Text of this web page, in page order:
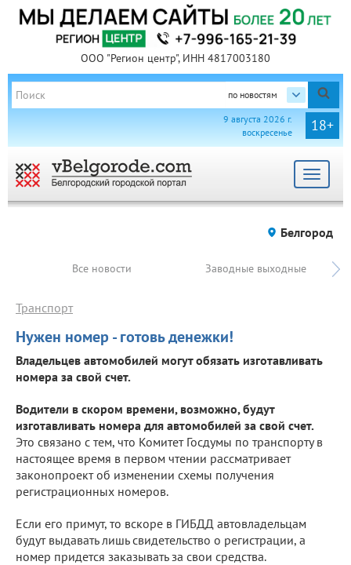
ООО "Регион центр", ИНН 4817003180
по новостям
18+
9 августа 2026 г.
воскресенье
Toggle
Белгород
Все новости Заводные выходные
Нужен номер - готовь денежки!
Транспорт
Владельцев автомобилей могут обязать изготавливать
номера за свой счет.
Водители в скором времени, возможно, будут
изготавливать номера для автомобилей за свой счет.
Это связано с тем, что Комитет Госдумы по транспорту в
настоящее время в первом чтении рассматривает
законопроект об изменении схемы получения
регистрационных номеров.
Если его примут, то вскоре в ГИБДД автовладельцам
будут выдавать лишь свидетельство о регистрации, а
номер придется заказывать за свои средства.